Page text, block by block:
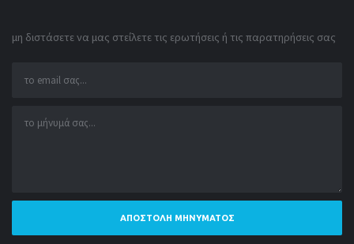
μη διστάσετε να μας στείλετε τις ερωτήσεις ή τις παρατηρήσεις σας
ΑΠΟΣΤΟΛΉ ΜΗΝΎΜΑΤΟΣ